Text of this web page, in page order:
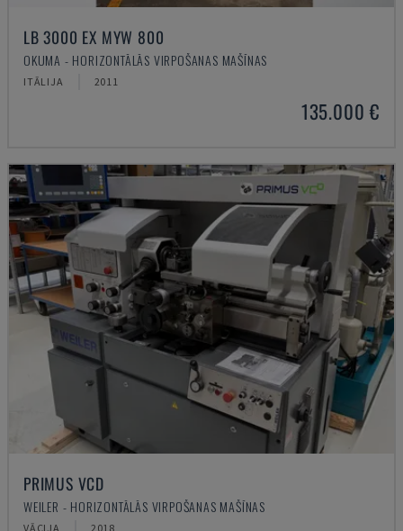
LB 3000 EX MYW 800
OKUMA - HORIZONTĀLĀS VIRPOŠANAS MAŠĪNAS
ITĀLIJA 2011
135.000 €
PRIMUS VCD
WEILER - HORIZONTĀLĀS VIRPOŠANAS MAŠĪNAS
VĀCIJA 2018